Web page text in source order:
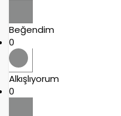
Beğendim
0
Alkışlıyorum
0